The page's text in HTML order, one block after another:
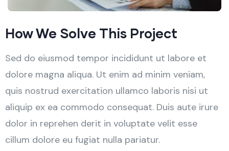
How We Solve This Project
Sed do eiusmod tempor incididunt ut labore et
dolore magna aliqua. Ut enim ad minim veniam,
quis nostrud exercitation ullamco laboris nisi ut
aliquip ex ea commodo consequat. Duis aute irure
dolor in reprehen derit in voluptate velit esse
cillum dolore eu fugiat nulla pariatur.